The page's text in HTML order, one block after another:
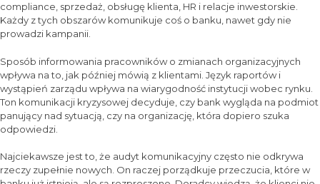
compliance, sprzedaż, obsługę klienta, HR i relacje inwestorskie.
Każdy z tych obszarów komunikuje coś o banku, nawet gdy nie
prowadzi kampanii.
Sposób informowania pracowników o zmianach organizacyjnych
wpływa na to, jak później mówią z klientami. Język raportów i
wystąpień zarządu wpływa na wiarygodność instytucji wobec rynku.
Ton komunikacji kryzysowej decyduje, czy bank wygląda na podmiot
panujący nad sytuacją, czy na organizację, która dopiero szuka
odpowiedzi.
Najciekawsze jest to, że audyt komunikacyjny często nie odkrywa
rzeczy zupełnie nowych. On raczej porządkuje przeczucia, które w